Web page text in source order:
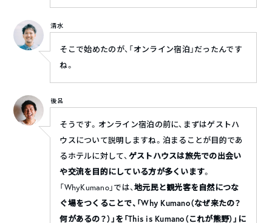
清水
そこで始めたのが、「オンライン宿泊」だったんです
ね。
後呂
そうです。オンライン宿泊の前に、まずはゲストハ
ウスについて説明しますね。泊まることが目的であ
るホテルに対して、ゲストハウスは旅先での出会い
や交流を目的にしている方が多くいます。
「WhyKumano」では、地元民と観光客を自然につな
ぐ場をつくることで、「Why Kumano（なぜ来たの？
何があるの？）」を「This is Kumano（これが熊野）」に